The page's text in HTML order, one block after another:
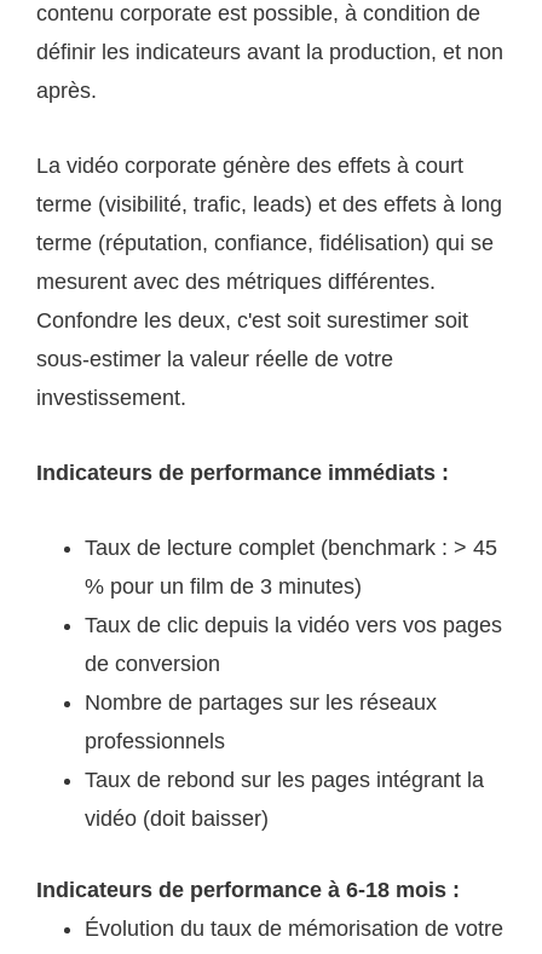
contenu corporate est possible, à condition de
définir les indicateurs avant la production, et non
après.
La vidéo corporate génère des effets à court
terme (visibilité, trafic, leads) et des effets à long
terme (réputation, confiance, fidélisation) qui se
mesurent avec des métriques différentes.
Confondre les deux, c'est soit surestimer soit
sous-estimer la valeur réelle de votre
investissement.
Indicateurs de performance immédiats :
Taux de lecture complet (benchmark : > 45
% pour un film de 3 minutes)
Taux de clic depuis la vidéo vers vos pages
de conversion
Nombre de partages sur les réseaux
professionnels
Taux de rebond sur les pages intégrant la
vidéo (doit baisser)
Indicateurs de performance à 6-18 mois :
Évolution du taux de mémorisation de votre